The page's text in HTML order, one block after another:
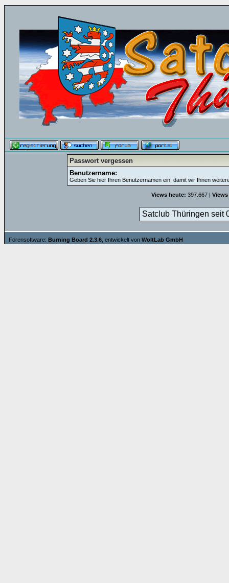
Passwort vergessen
Benutzername:
Geben Sie hier Ihren Benutzernamen ein, damit wir Ihnen
Views heute: 397.667 |
Satclub Thüringen seit
Forensoftware: Burning Board 2.3.6 , entwickelt von WoltLab GmbH